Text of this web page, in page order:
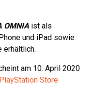
OMNIA ist als
und iPad sowie
erhältlich.
am 10. April 2020
PlayStation Store